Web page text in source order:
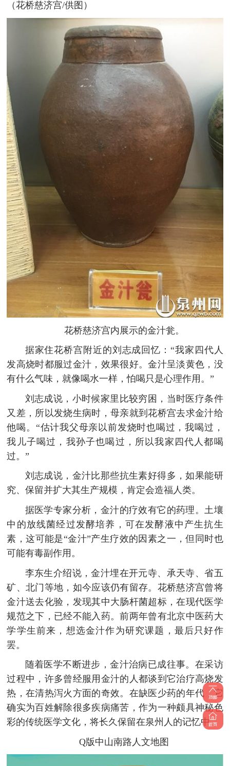
（花桥慈济宫/供图）
花桥慈济宫内展示的金汁瓮。
据家住花桥宫附近的刘志成回忆：“我家四代人
发高烧时都服过金汁，效果很好。金汁呈淡黄色，没
有什么气味，就像喝水一样，怕喝只是心理作用。”
刘志成说，小时候家里比较穷困，当时医疗条件
又差，所以发烧生病时，母亲就到花桥宫去求金汁给
他喝。“估计我父母亲以前发烧时也喝过，我喝过，
我儿子喝过，我孙子也喝过，所以我家四代人都喝
过。”
刘志成说，金汁比那些抗生素好得多，如果能研
究、保留并扩大其生产规模，肯定会造福人类。
据医学专家分析，金汁的疗效有它的药理。土壤
中的放线菌经过发酵培养，可在发酵液中产生抗生
素，这可能是“金汁”产生疗效的因素之一，但同时也
可能有毒副作用。
李东生介绍说，金汁埋在开元寺、承天寺、省五
矿、北门等地，如今应该仍有留存。花桥慈济宫曾将
金汁送去化验，发现其中大肠杆菌超标，在现代医学
规范之下，已经不能入药。前两年曾有北京中医药大
学学生前来，想选金汁作为研究课题，最后只好作
罢。
随着医学不断进步，金汁治病已成往事。在采访
过程中，许多曾经服用金汁的人都谈到它治疗高烧发
热，在清热泻火方面的奇效。在缺医少药的年代，它
确实为百姓解除很多疾病痛苦，作为一种颇具神秘色
彩的传统医学文化，将长久保留在泉州人的记忆中。
Q版中山南路人文地图